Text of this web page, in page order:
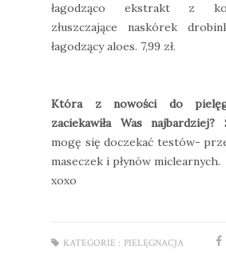
łagodząco ekstrakt z
złuszczające naskórek
łagodzący aloes. 7,99 zł.
Która z nowości do
zaciekawiła Was najbardziej?
mogę się doczekać testów-
maseczek i płynów miclearnych.
xoxo
KATEGORIE : PIELĘGNACJA